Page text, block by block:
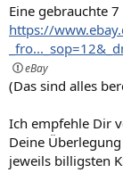
Eine gebrauchte
https://
(Das sind alles
Ich empfehle Dir
Deine
jeweils billigsten